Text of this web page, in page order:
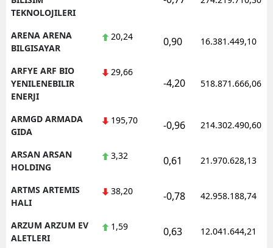
TEKNOLOJILERI
ARENA ARENA
BILGISAYAR
20,24 0,90 16.381.449,10
ARFYE ARF BIO
YENILENEBILIR
ENERJI
29,66
-4,20 518.871.666,06
ARMGD ARMADA
GIDA
195,70 -0,96 214.302.490,60
ARSAN ARSAN
HOLDING
3,32 0,61 21.970.628,13
ARTMS ARTEMIS
HALI
38,20 -0,78 42.958.188,74
ARZUM ARZUM EV
ALETLERI
1,59 0,63 12.041.644,21